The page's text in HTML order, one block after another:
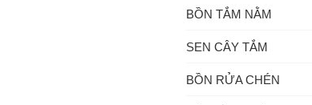
BỒN TẮM NẰM
SEN CÂY TẮM
BỒN RỬA CHÉN